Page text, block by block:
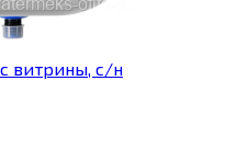
с витрины, с/н